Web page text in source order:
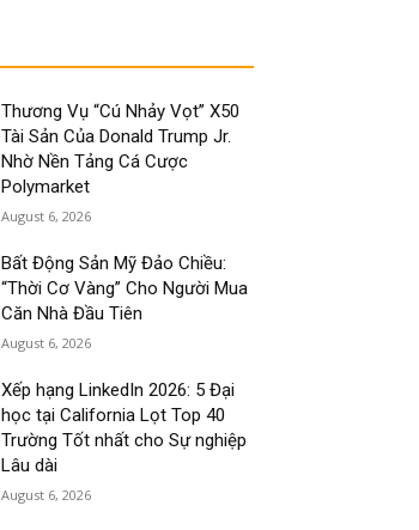
Thương Vụ “Cú Nhảy Vọt” X50
Tài Sản Của Donald Trump Jr.
Nhờ Nền Tảng Cá Cược
Polymarket
August 6, 2026
Bất Động Sản Mỹ Đảo Chiều:
“Thời Cơ Vàng” Cho Người Mua
Căn Nhà Đầu Tiên
August 6, 2026
Xếp hạng LinkedIn 2026: 5 Đại
học tại California Lọt Top 40
Trường Tốt nhất cho Sự nghiệp
Lâu dài
August 6, 2026